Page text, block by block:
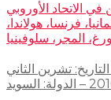
في الاتحاد الأوروبي
2016 – الدولة: ألمانيا، فرنسا، هولاندا،
المجر، سلوفينيا
تشرين الثاني
السويد